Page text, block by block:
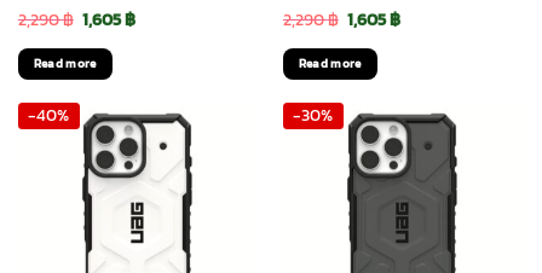
2,290฿ Original
price
was:
2,290 ฿.
1,605฿Current
1,605 ฿.
Read more
2,290฿ Original
price
was:
2,290 ฿.
1,605฿Current
1,605 ฿.
Read more
-40% -30%